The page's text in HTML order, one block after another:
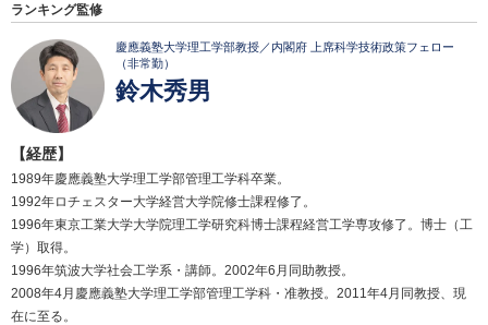
ランキング監修
慶應義塾大学理工学部教授／内閣府 上席科学技術政策フェロー
（非常勤）
鈴木秀男
【経歴】
1989年慶應義塾大学理工学部管理工学科卒業。
1992年ロチェスター大学経営大学院修士課程修了。
1996年東京工業大学大学院理工学研究科博士課程経営工学専攻修了。博士（工
学）取得。
1996年筑波大学社会工学系・講師。2002年6月同助教授。
2008年4月慶應義塾大学理工学部管理工学科・准教授。2011年4月同教授、現
在に至る。